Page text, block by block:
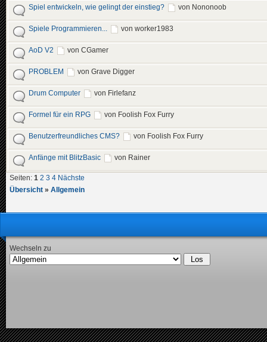
Spiel entwickeln, wie gelingt der einstieg? von Nononoob
Spiele Programmieren... von worker1983
AoD V2 von CGamer
PROBLEM von Grave Digger
Drum Computer von Firlefanz
Formel für ein RPG von Foolish Fox Furry
Benutzerfreundliches CMS? von Foolish Fox Furry
Anfänge mit BlitzBasic von Rainer
Seiten: 1 2 3 4 Nächste
Übersicht » Allgemein
Wechseln zu